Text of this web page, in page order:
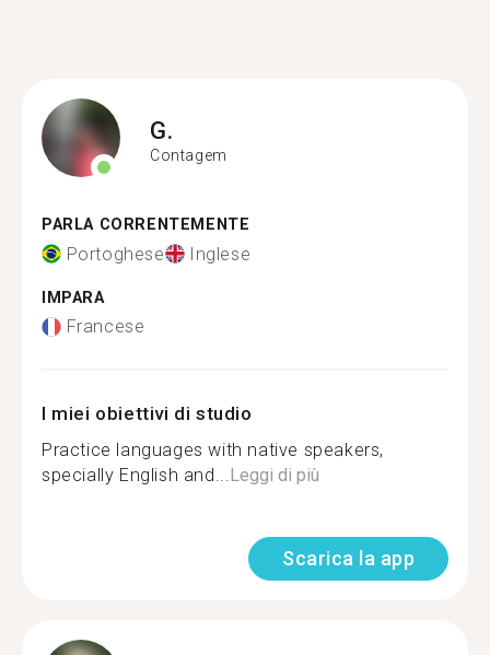
G.
Contagem
PARLA CORRENTEMENTE
Portoghese Inglese
IMPARA
Francese
I miei obiettivi di studio
Practice languages with native speakers,
specially English and...Leggi di più
Scarica la app